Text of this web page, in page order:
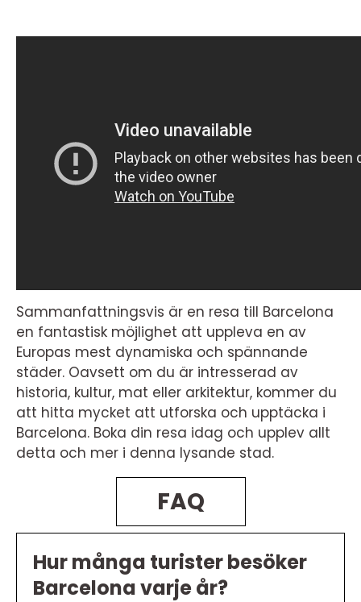
Sammanfattningsvis är en resa till Barcelona
en fantastisk möjlighet att uppleva en av
Europas mest dynamiska och spännande
städer. Oavsett om du är intresserad av
historia, kultur, mat eller arkitektur, kommer du
att hitta mycket att utforska och upptäcka i
Barcelona. Boka din resa idag och upplev allt
detta och mer i denna lysande stad.
FAQ
Hur många turister besöker
Barcelona varje år?